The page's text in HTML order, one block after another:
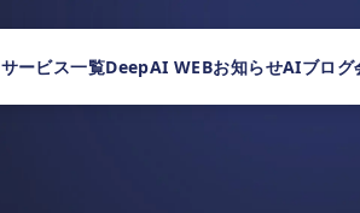
サービス一覧DeepAI WEBお知らせAIブログ